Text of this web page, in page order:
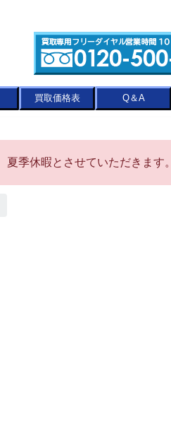
買取価格表 Q＆A
季休暇とさせていただきます。